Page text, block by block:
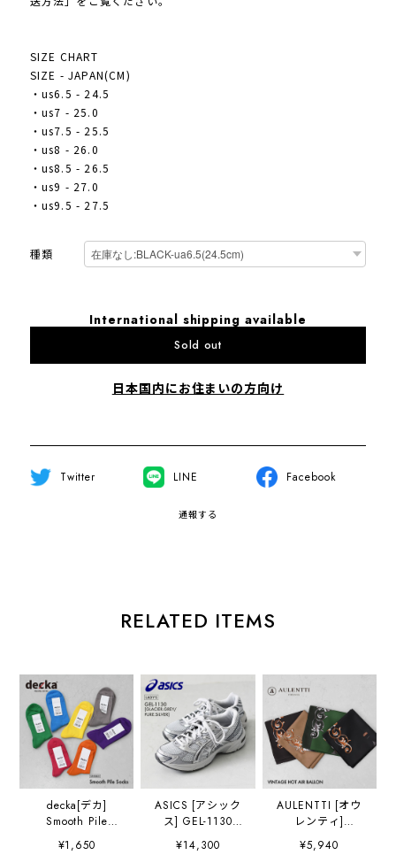
SIZE CHART
SIZE - JAPAN(CM)
・us6.5 - 24.5
・us7 - 25.0
・us7.5 - 25.5
・us8 - 26.0
・us8.5 - 26.5
・us9 - 27.0
・us9.5 - 27.5
種類
International shipping available
Sold out
日本国内にお住まいの方向け
Twitter LINE Facebook
通報する
RELATED ITEMS
decka[デカ]
Smooth Pile
Socks [de-34] ス
ムースパイルソッ
¥1,650
ASICS [アシック
ス] GEL-1130
GLACIER.GREY/P
URE.SILVER
¥14,300
AULENTTI [オウ
レンティ]
VINTAGE HOT
AIR BALLON(気
¥5,940